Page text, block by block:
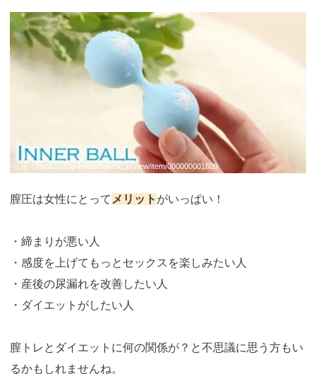
LC
イ
ン
ル
引用： https://shop.lovecosmetic.jp/view/item/000000001609
膣圧は女性にとって メリット がいっぱい！
・締まりが悪い人
・感度を上げてもっとセックスを楽しみたい人
・産後の尿漏れを改善したい人
・ダイエットがしたい人
膣トレとダイエットに何の関係が？と不思議に思う方もい
るかもしれませんね。